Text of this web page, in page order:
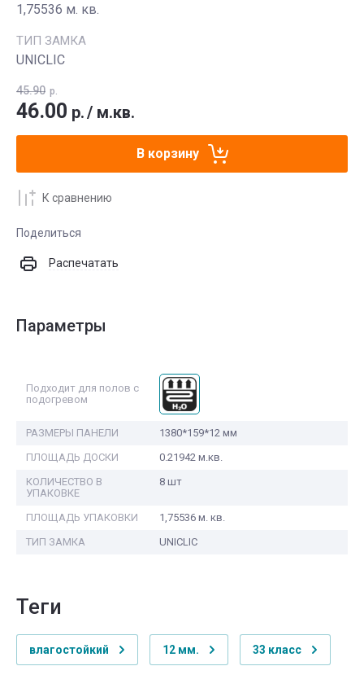
1,75536 м. кв.
ТИП ЗАМКА
UNICLIC
45.90 р.
46.00 р./ м.кв.
В корзину
К сравнению
Поделиться
Распечатать
Параметры
Подходит для полов с
подогревом
РАЗМЕРЫ ПАНЕЛИ
1380*159*12 мм
ПЛОЩАДЬ ДОСКИ
0.21942 м.кв.
КОЛИЧЕСТВО В
УПАКОВКЕ
8 шт
ПЛОЩАДЬ УПАКОВКИ
1,75536 м. кв.
ТИП ЗАМКА
UNICLIC
теги
влагостойкий 12 мм. 33 класс